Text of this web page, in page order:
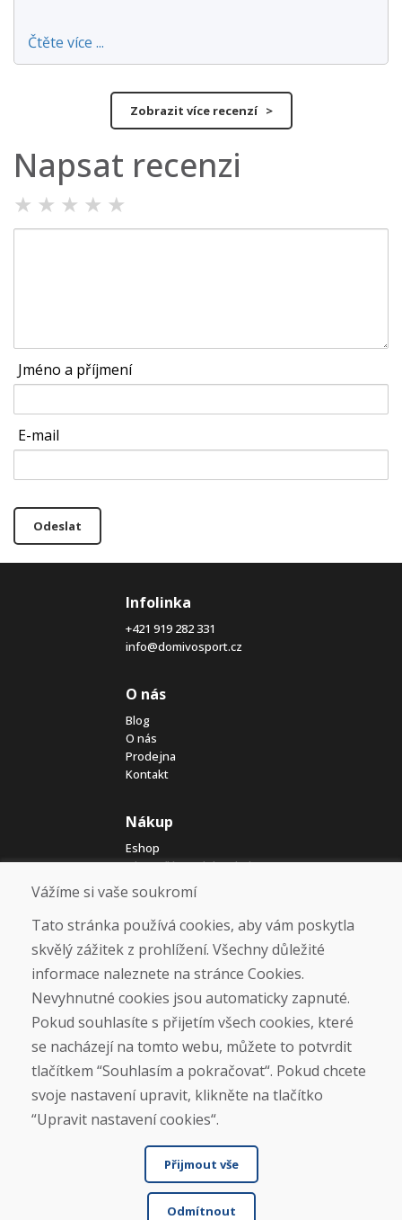
Čtěte více ...
Zobrazit více recenzí >
Napsat recenzi
★ ★ ★ ★ ★
Jméno a příjmení
E-mail
Odeslat
Infolinka
+421 919 282 331
info@domivosport.cz
O nás
Blog
O nás
Prodejna
Kontakt
Nákup
Eshop
Jak posíláme elektrokola
Obchodní podmínky
Doprava
Platba
Vrácení a výměna zboží
Ochrana osobních údajů
Cookies
Sociální sítě
Vážíme si vaše soukromí
Tato stránka používá cookies, aby vám poskytla
skvělý zážitek z prohlížení. Všechny důležité
informace naleznete na stránce Cookies.
Nevyhnutné cookies jsou automaticky zapnuté.
Pokud souhlasíte s přijetím všech cookies, které
se nacházejí na tomto webu, můžete to potvrdit
tlačítkem “Souhlasím a pokračovat“. Pokud chcete
svoje nastavení upravit, klikněte na tlačítko
“Upravit nastavení cookies“.
Přijmout vše
Odmítnout